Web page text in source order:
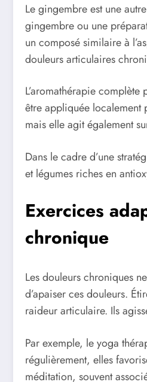
Le gingembre est une
gingembre ou une
un composé similaire à
douleurs articulaires
L’aromathérapie
être appliquée localement
mais elle agit également
Dans le cadre d’une
et légumes riches en
Exercices
chronique
Les douleurs chroniques
d’apaiser ces douleurs.
raideur articulaire. Ils
Par exemple, le yoga
régulièrement, elles
méditation, souvent